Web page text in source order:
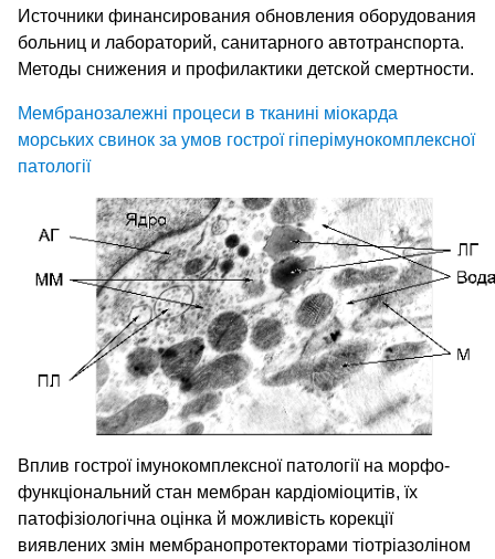
Источники финансирования обновления оборудования
больниц и лабораторий, санитарного автотранспорта.
Методы снижения и профилактики детской смертности.
Мембранозалежні процеси в тканині міокарда
морських свинок за умов гострої гіперімунокомплексної
патології
Вплив гострої імунокомплексної патології на морфо-
функціональний стан мембран кардіоміоцитів, їх
патофізіологічна оцінка й можливість корекції
виявлених змін мембранопротекторами тіотріазоліном